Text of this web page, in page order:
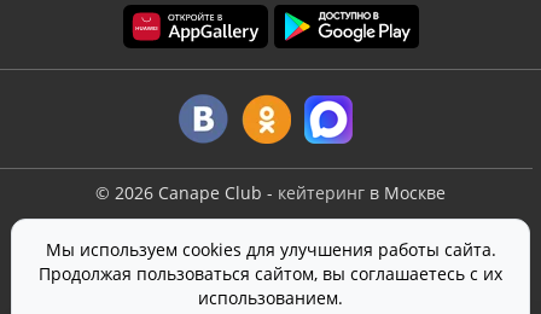
© 2026 Canape Club - кейтеринг в Москве
Политика конфиденциальности
Согласие на обработку персональных данных
На сайте используетсяSmartCaptcha
Мы используем cookies для улучшения работы сайта.
Продолжая пользоваться сайтом, вы соглашаетесь с их
использованием.